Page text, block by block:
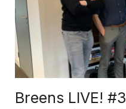
Breens LIVE! #3